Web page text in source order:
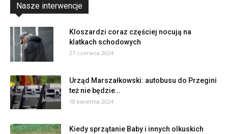
Nasze interwencje
Kloszardzi coraz częściej nocują na
klatkach schodowych
27 czerwca 2024
Urząd Marszałkowski: autobusu do Przegini
też nie będzie…
18 kwietnia 2024
Kiedy sprzątanie Baby i innych olkuskich